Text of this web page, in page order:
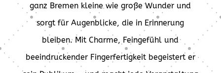
ganz Bremen kleine wie große Wunder und
sorgt für Augenblicke, die in Erinnerung
bleiben. Mit Charme, Feingefühl und
beeindruckender Fingerfertigkeit begeistert er